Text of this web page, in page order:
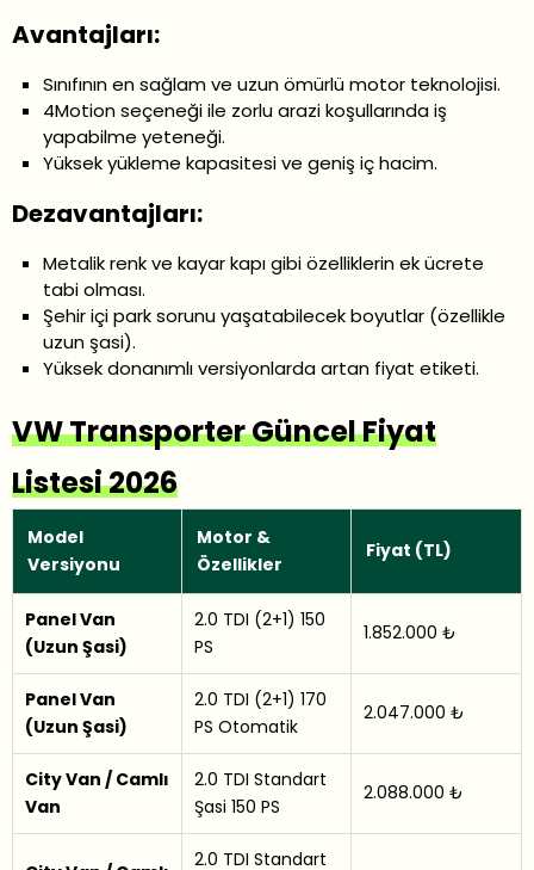
Avantajları:
Sınıfının en sağlam ve uzun ömürlü motor teknolojisi.
4Motion seçeneği ile zorlu arazi koşullarında iş
yapabilme yeteneği.
Yüksek yükleme kapasitesi ve geniş iç hacim.
Dezavantajları:
Metalik renk ve kayar kapı gibi özelliklerin ek ücrete
tabi olması.
Şehir içi park sorunu yaşatabilecek boyutlar (özellikle
uzun şasi).
Yüksek donanımlı versiyonlarda artan fiyat etiketi.
VW Transporter Güncel Fiyat
Listesi 2026
Model
Versiyonu
Motor &
Özellikler
Fiyat (TL)
Panel Van
(Uzun Şasi)
2.0 TDI (2+1) 150
PS
1.852.000 ₺
Panel Van
(Uzun Şasi)
2.0 TDI (2+1) 170
PS Otomatik
2.047.000 ₺
City Van / Camlı
Van
2.0 TDI Standart
Şasi 150 PS
2.088.000 ₺
2.0 TDI Standart